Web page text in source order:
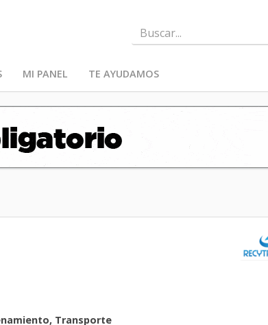
MI PANEL TE AYUDAMOS
Transporte